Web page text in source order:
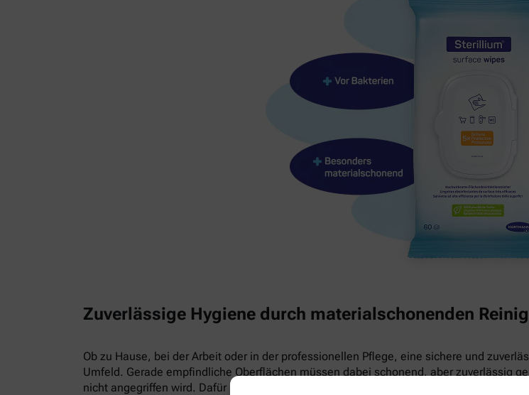
Zuverlässige Hygiene durch materialschonenden
Ob zu Hause, bei der Arbeit oder in der professionellen Pflege, eine sichere und
Umfeld. Gerade empfindliche Oberflächen müssen dabei schonend, aber zuverlässig
nicht angegriffen wird. Dafür hat Hartmann die schnell wirksamen Sterillium® surface